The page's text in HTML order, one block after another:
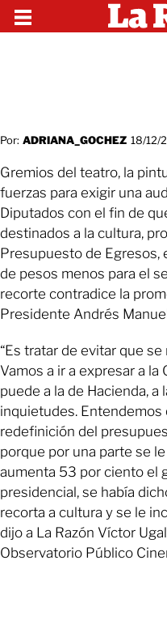
Por: ADRIANA_GOCHEZ 18/12/
Gremios del teatro, la
fuerzas para exigir una
Diputados con el fin de
destinados a la cultura,
Presupuesto de Egresos,
de pesos menos para el
recorte contradice la
Presidente Andrés
“Es tratar de evitar que
Vamos a ir a expresar a
puede a la de Hacienda,
inquietudes. Entendemos
redefinición del
porque por una parte se
aumenta 53 por ciento el
presidencial, se había
recorta a cultura y se le
dijo a La Razón Víctor
Observatorio Público